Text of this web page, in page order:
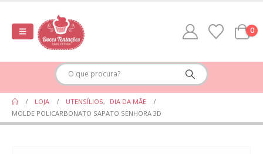
0
LOJA UTENSÍLIOS,
DIA DA MÃE
MOLDE POLICARBONATO SAPATO SENHORA 3D